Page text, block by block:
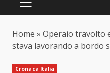
PRIMARY
Home » Operaio travolto
stava lavorando a bordo
Cronaca Italia